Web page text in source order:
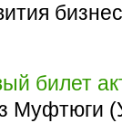
билет
Муфтюги